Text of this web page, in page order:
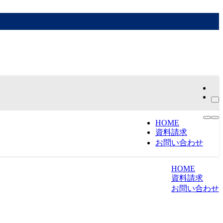
HOME
資料請求
お問い合わせ
HOME
資料請求
お問い合わせ